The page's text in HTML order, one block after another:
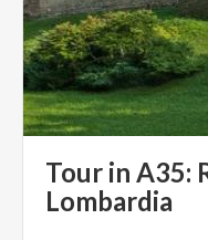
Tour in A35:
Lombardia